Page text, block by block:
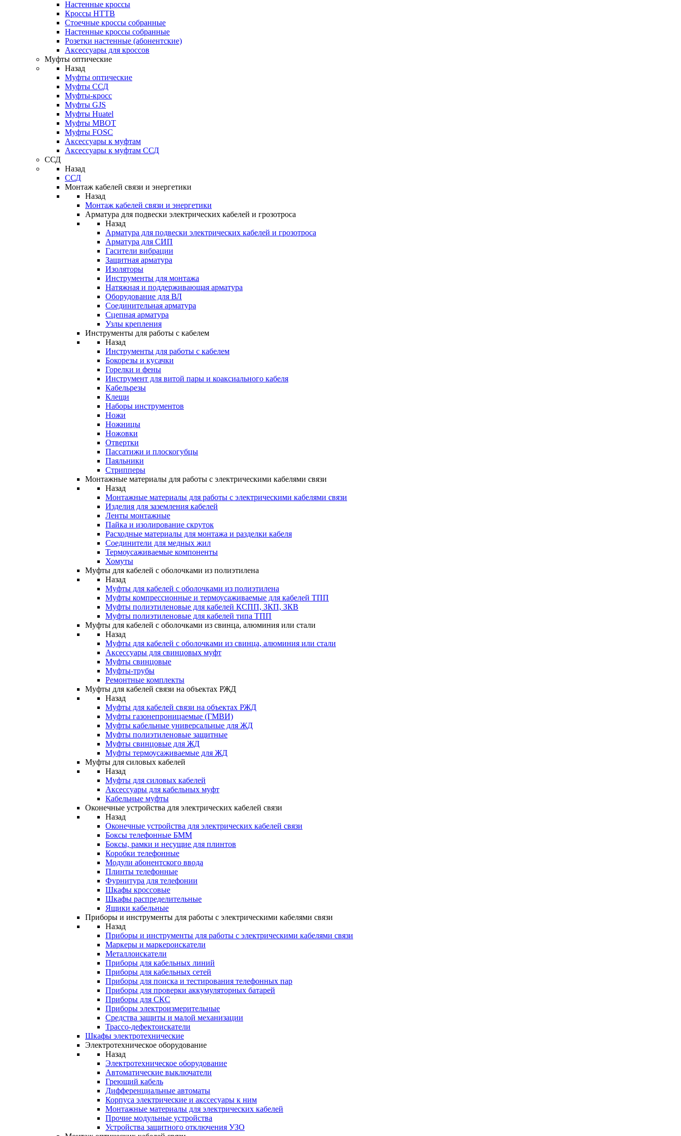
Настенные кроссы
Кроссы HTTB
Стоечные кроссы собранные
Настенные кроссы собранные
Розетки настенные (абонентские)
Аксессуары для кроссов
Муфты оптические
Назад
Муфты оптические
Муфты ССД
Муфты-кросс
Муфты GJS
Муфты Huatel
Муфты МВОТ
Муфты FOSC
Аксессуары к муфтам
Аксессуары к муфтам ССД
ССД
Назад
ССД
Монтаж кабелей связи и энергетики
Назад
Монтаж кабелей связи и энергетики
Арматура для подвески электрических кабелей и грозотроса
Назад
Арматура для подвески электрических кабелей и грозотроса
Арматура для СИП
Гасители вибрации
Защитная арматура
Изоляторы
Инструменты для монтажа
Натяжная и поддерживающая арматура
Оборудование для ВЛ
Соединительная арматура
Сцепная арматура
Узлы крепления
Инструменты для работы с кабелем
Назад
Инструменты для работы с кабелем
Бокорезы и кусачки
Горелки и фены
Инструмент для витой пары и коаксиального кабеля
Кабельрезы
Клещи
Наборы инструментов
Ножи
Ножницы
Ножовки
Отвертки
Пассатижи и плоскогубцы
Паяльники
Стрипперы
Монтажные материалы для работы с электрическими кабелями связи
Назад
Монтажные материалы для работы с электрическими кабелями связи
Изделия для заземления кабелей
Ленты монтажные
Пайка и изолирование скруток
Расходные материалы для монтажа и разделки кабеля
Соединители для медных жил
Термоусаживаемые компоненты
Хомуты
Муфты для кабелей с оболочками из полиэтилена
Назад
Муфты для кабелей с оболочками из полиэтилена
Муфты компрессионные и термоусаживаемые для кабелей ТПП
Муфты полиэтиленовые для кабелей КСПП, ЗКП, ЗКВ
Муфты полиэтиленовые для кабелей типа ТПП
Муфты для кабелей с оболочками из свинца, алюминия или стали
Назад
Муфты для кабелей с оболочками из свинца, алюминия или стали
Аксессуары для свинцовых муфт
Муфты свинцовые
Муфты-трубы
Ремонтные комплекты
Муфты для кабелей связи на объектах РЖД
Назад
Муфты для кабелей связи на объектах РЖД
Муфты газонепроницаемые (ГМВИ)
Муфты кабельные универсальные для ЖД
Муфты полиэтиленовые защитные
Муфты свинцовые для ЖД
Муфты термоусаживаемые для ЖД
Муфты для силовых кабелей
Назад
Муфты для силовых кабелей
Аксессуары для кабельных муфт
Кабельные муфты
Оконечные устройства для электрических кабелей связи
Назад
Оконечные устройства для электрических кабелей связи
Боксы телефонные БММ
Боксы, рамки и несущие для плинтов
Коробки телефонные
Модули абонентского ввода
Плинты телефонные
Фурнитура для телефонии
Шкафы кроссовые
Шкафы распределительные
Ящики кабельные
Приборы и инструменты для работы с электрическими кабелями связи
Назад
Приборы и инструменты для работы с электрическими кабелями связи
Маркеры и маркероискатели
Металлоискатели
Приборы для кабельных линий
Приборы для кабельных сетей
Приборы для поиска и тестирования телефонных пар
Приборы для проверки аккумуляторных батарей
Приборы для СКС
Приборы электроизмерительные
Средства защиты и малой механизации
Трассо-дефектоискатели
Шкафы электротехнические
Электротехническое оборудование
Назад
Электротехническое оборудование
Автоматические выключатели
Греющий кабель
Дифференциальные автоматы
Корпуса электрические и акссесуары к ним
Монтажные материалы для электрических кабелей
Прочие модульные устройства
Устройства защитного отключения УЗО